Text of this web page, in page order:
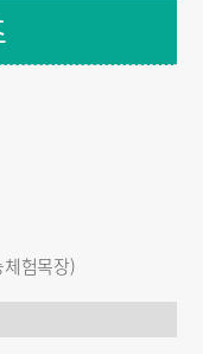
험목장)